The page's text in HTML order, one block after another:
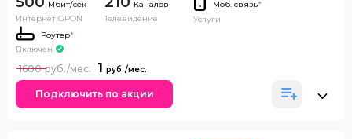
Интернет GPON
Каналов
Телевидение
Моб. связь*
Услуги
Роутер*
Включен
1
1600
Подключить по акции